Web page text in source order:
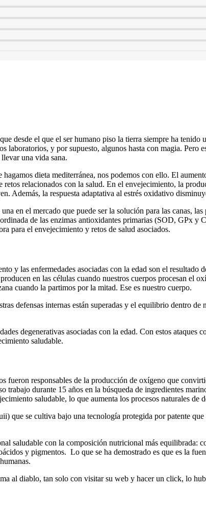
desde el que el ser humano piso la tierra siempre ha tenido
y por supuesto, algunos hasta con magia. Pero
una vida sana.
dieta mediterránea, nos podemos con ello. El
relacionados con la salud. En el envejecimiento, la
Además, la respuesta adaptativa al estrés oxidativo
en el mercado que puede ser la solución para las canas, las
de las enzimas antioxidantes primarias (SOD, GPx y
para el envejecimiento y retos de salud asociados.
y las enfermedades asociadas con la edad son el resultado
en las células cuando nuestros cuerpos procesan el
cuando la partimos por la mitad. Ese es nuestro cuerpo.
defensas internas están superadas y el equilibrio dentro de
degenerativas asociadas con la edad. Con estos ataques
saludable.
fueron responsables de la producción de oxígeno que
durante 15 años en la búsqueda de ingredientes
saludable, lo que aumenta los procesos naturales de
que se cultiva bajo una tecnología protegida por patente
saludable con la composición nutricional más equilibrada:
y pigmentos. Lo que se ha demostrado es que es la
al diablo, tan solo con visitar su web y hacer un click, lo